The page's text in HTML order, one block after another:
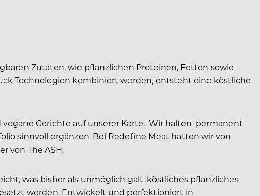
Zutaten, wie pflanzlichen Proteinen, Fetten sowie
Technologien kombiniert werden, entsteht eine köstliche
Gerichte auf unserer Karte. Wir halten permanent
sinnvoll ergänzen. Bei Redefine Meat hatten wir von
von The ASH.
was bisher als unmöglich galt: köstliches pflanzliches
werden. Entwickelt und perfektioniert in